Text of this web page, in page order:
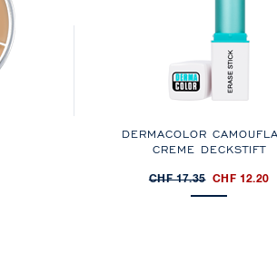
DERMACOLOR
CREME DECKSTIFT
CHF 17.35 CHF 12.20